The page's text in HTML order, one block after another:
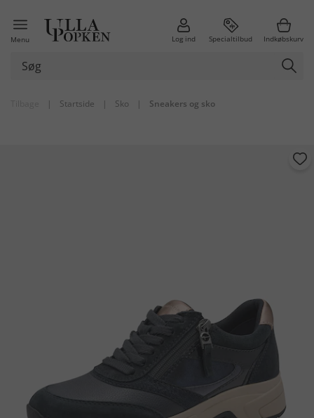
Menu Log ind Specialtilbud Indkøbskurv
| Startside | Sko | Sneakers og sko